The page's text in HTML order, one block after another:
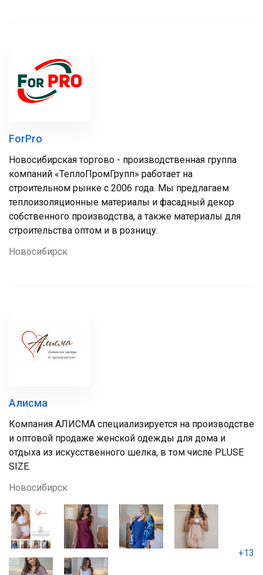
ForPro
Новосибирская торгово - производственная группа
компаний «ТеплоПромГрупп» работает на
строительном рынке с 2006 года. Мы предлагаем
теплоизоляционные материалы и фасадный декор
собственного производства, а также материалы для
строительства оптом и в розницу.
Новосибирск
Алисма
Компания АЛИСМА специализируется на производстве
и оптовой продаже женской одежды для дома и
отдыха из искусственного шелка, в том числе PLUSE
SIZE.
Новосибирск
+13